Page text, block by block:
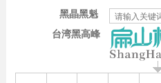
台湾黑高峰
黑晶黑魁